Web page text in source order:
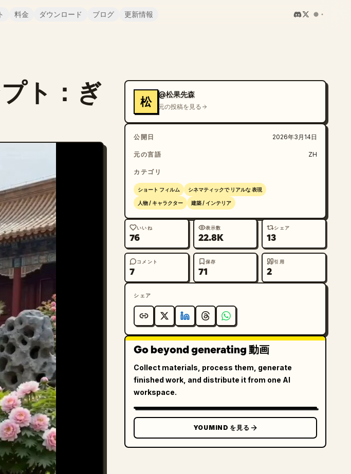
料金 ダウンロード ブログ 更新情報
ト：ぎ 松
@松果先森
元の投稿を見る
公開日 2026年3月14日
元の言語 ZH
カテゴリ
ショート フィルム シネマティックで リアルな 表現
人物 / キャラクター 建築 / インテリア
いいね
76
表示数
22.8K
シェア
13
コメント
7
保存
71
引用
2
シェア
Go beyond generating 動画
Collect materials, process them, generate
finished work, and distribute it from one AI
workspace.
YOUMIND を見る